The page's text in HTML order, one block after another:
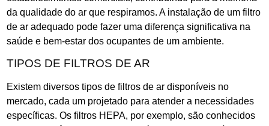
da qualidade do ar que respiramos. A instalação de um filtro
de ar adequado pode fazer uma diferença significativa na
saúde e bem-estar dos ocupantes de um ambiente.
TIPOS DE FILTROS DE AR
Existem diversos tipos de filtros de ar disponíveis no
mercado, cada um projetado para atender a necessidades
específicas. Os filtros HEPA, por exemplo, são conhecidos